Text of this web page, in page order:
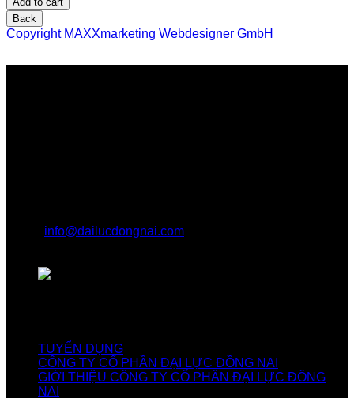
Copyright MAXXmarketing Webdesigner GmbH
info@dailucdongnai.com
TUYỂN DỤNG
CÔNG TY CỔ PHẦN ĐẠI LỰC ĐỒNG NAI
GIỚI THIỆU CÔNG TY CỔ PHẦN ĐẠI LỰC ĐỒNG
NAI